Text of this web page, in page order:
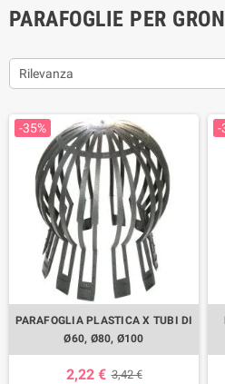
PARAFOGLIE PER
Rilevanza
-35%
PARAFOGLIA PLASTICA X TUBI DI
Ø60, Ø80, Ø100
2,22 € 3,42 €
-